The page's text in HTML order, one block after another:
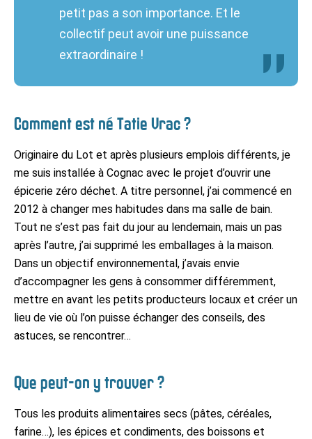
petit pas a son importance. Et le
collectif peut avoir une puissance
extraordinaire !
Comment est né Tatie Vrac ?
Originaire du Lot et après plusieurs emplois différents, je
me suis installée à Cognac avec le projet d’ouvrir une
épicerie zéro déchet. A titre personnel, j’ai commencé en
2012 à changer mes habitudes dans ma salle de bain.
Tout ne s’est pas fait du jour au lendemain, mais un pas
après l’autre, j’ai supprimé les emballages à la maison.
Dans un objectif environnemental, j’avais envie
d’accompagner les gens à consommer différemment,
mettre en avant les petits producteurs locaux et créer un
lieu de vie où l’on puisse échanger des conseils, des
astuces, se rencontrer…
Que peut-on y trouver ?
Tous les produits alimentaires secs (pâtes, céréales,
farine…), les épices et condiments, des boissons et